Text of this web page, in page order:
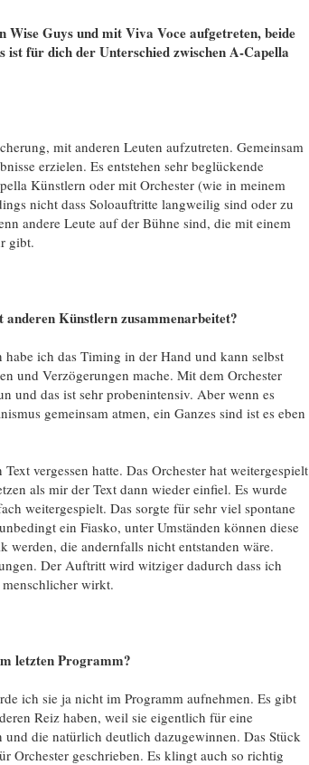
Wise Guys und mit Viva Voce aufgetreten, beide
ist für dich der Unterschied zwischen A-Capella
mit anderen Leuten aufzutreten. Gemeinsam
erzielen. Es entstehen sehr beglückende
Künstlern oder mit Orchester (wie in meinem
nicht dass Soloauftritte langweilig sind oder zu
andere Leute auf der Bühne sind, die mit einem
gibt.
Künstlern zusammenarbeitet?
ich das Timing in der Hand und kann selbst
und Verzögerungen mache. Mit dem Orchester
und das ist sehr probenintensiv. Aber wenn es
gemeinsam atmen, ein Ganzes sind ist es eben
vergessen hatte. Das Orchester hat weitergespielt
als mir der Text dann wieder einfiel. Es wurde
weitergespielt. Das sorgte für sehr viel spontane
ein Fiasko, unter Umständen können diese
werden, die andernfalls nicht entstanden wäre.
Der Auftritt wird witziger dadurch dass ich
menschlicher wirkt.
letzten Programm?
ich sie ja nicht im Programm aufnehmen. Es gibt
Reiz haben, weil sie eigentlich für eine
und die natürlich deutlich dazugewinnen. Das Stück
Orchester geschrieben. Es klingt auch so richtig